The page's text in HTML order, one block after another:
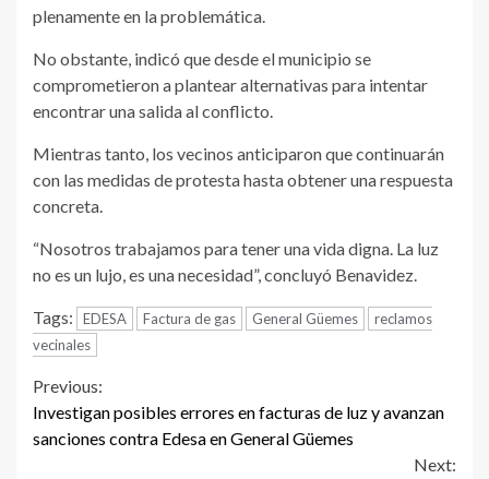
plenamente en la problemática.
No obstante, indicó que desde el municipio se
comprometieron a plantear alternativas para intentar
encontrar una salida al conflicto.
Mientras tanto, los vecinos anticiparon que continuarán
con las medidas de protesta hasta obtener una respuesta
concreta.
“Nosotros trabajamos para tener una vida digna. La luz
no es un lujo, es una necesidad”, concluyó Benavidez.
Tags: EDESA Factura de gas General Güemes
reclamos
vecinales
Continue
Reading
Previous:
Investigan posibles errores en facturas de luz y avanzan
sanciones contra Edesa en General Güemes
Next: